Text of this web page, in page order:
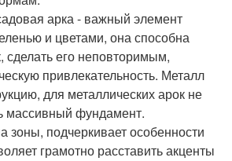
арка - важный элемент
и цветами, она способна
сделать его неповторимым,
привлекательность. Металл
для металлических арок не
массивный фундамент.
зоны, подчеркивает особенности
грамотно расставить акценты